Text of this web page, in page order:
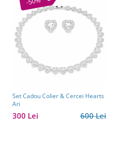
Set Cadou Colier & Cercei Hearts
Ari
600 Lei
300 Lei